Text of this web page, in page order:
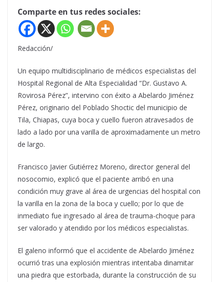
Comparte en tus redes sociales:
Redacción/
Un equipo multidisciplinario de médicos especialistas del
Hospital Regional de Alta Especialidad “Dr. Gustavo A.
Rovirosa Pérez”, intervino con éxito a Abelardo Jiménez
Pérez, originario del Poblado Shoctic del municipio de
Tila, Chiapas, cuya boca y cuello fueron atravesados de
lado a lado por una varilla de aproximadamente un metro
de largo.
Francisco Javier Gutiérrez Moreno, director general del
nosocomio, explicó que el paciente arribó en una
condición muy grave al área de urgencias del hospital con
la varilla en la zona de la boca y cuello; por lo que de
inmediato fue ingresado al área de trauma-choque para
ser valorado y atendido por los médicos especialistas.
El galeno informó que el accidente de Abelardo Jiménez
ocurrió tras una explosión mientras intentaba dinamitar
una piedra que estorbada, durante la construcción de su